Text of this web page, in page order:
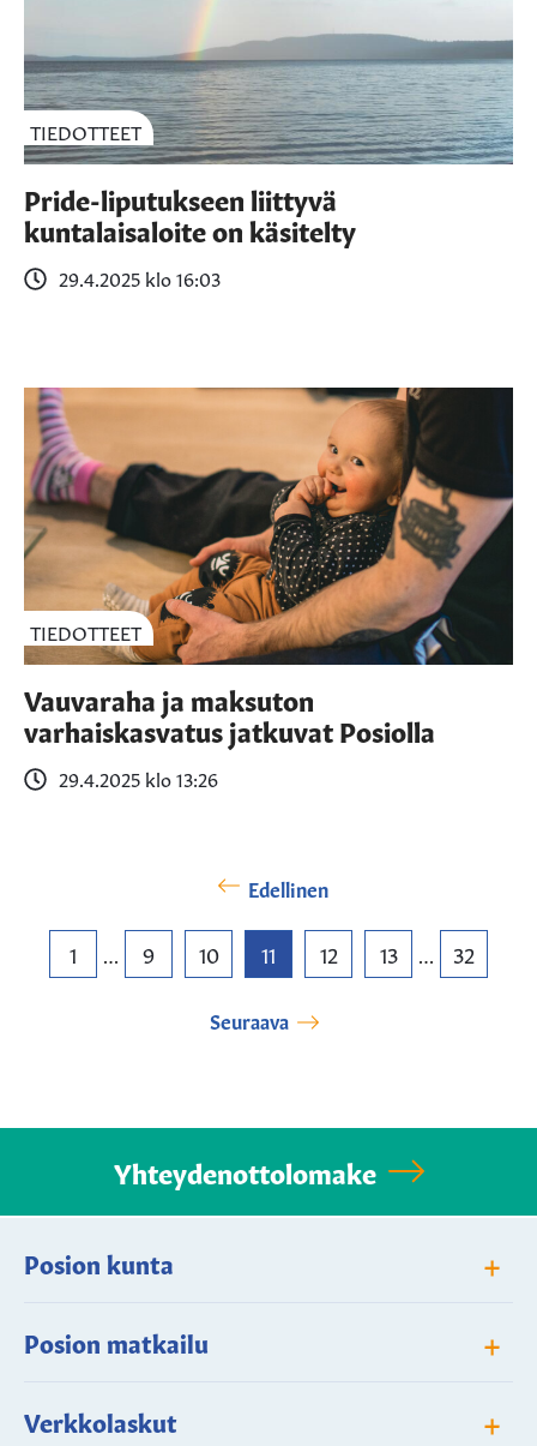
TIEDOTTEET
Pride-liputukseen liittyvä
kuntalaisaloite on käsitelty
29.4.2025 klo 16:03
TIEDOTTEET
Vauvaraha ja maksuton
varhaiskasvatus jatkuvat Posiolla
29.4.2025 klo 13:26
Edellinen
1 9 10 11 12 13 32
Seuraava
Yhteydenottolomake
Posion kunta +
Posion matkailu +
Verkkolaskut +